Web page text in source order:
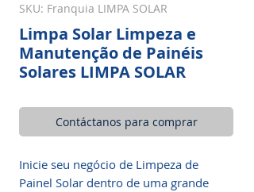
SKU: Franquia LIMPA SOLAR
Limpa Solar Limpeza e
Manutenção de Painéis
Solares LIMPA SOLAR
Contáctanos para comprar
Inicie seu negócio de Limpeza de
Painel Solar dentro de uma grande